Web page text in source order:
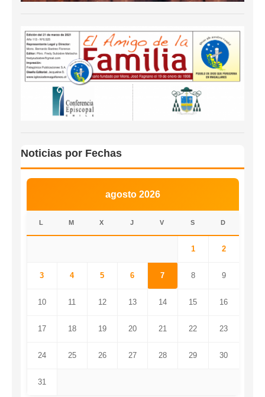
Noticias por Fechas
agosto 2026
L M X J V S D
1 2
3 4 5 6 7 8 9
10 11 12 13 14 15 16
17 18 19 20 21 22 23
24 25 26 27 28 29 30
31